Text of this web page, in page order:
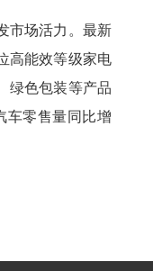
市场活力。最新
高能效等级家电
绿色包装等产品
车零售量同比增